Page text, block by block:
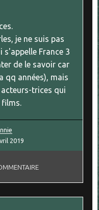
je ne suis pas
s'appelle France 3
de le savoir car
qq années), mais
trices qui
films.
2019